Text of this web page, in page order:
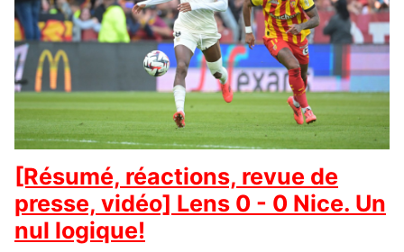
[Résumé, réactions, revue de
presse, vidéo] Lens 0 - 0 Nice. Un
nul logique!